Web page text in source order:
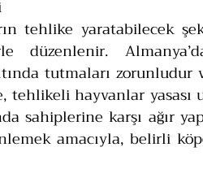
tehlike yaratabilecek
düzenlenir.
tutmaları
tehlikeli hayvanlar yasası
sahiplerine karşı ağır
amacıyla, belirli